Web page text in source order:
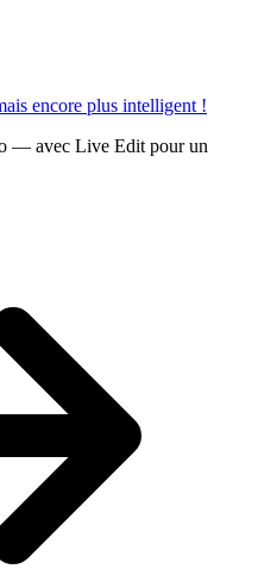
encore plus intelligent !
— avec Live Edit pour un